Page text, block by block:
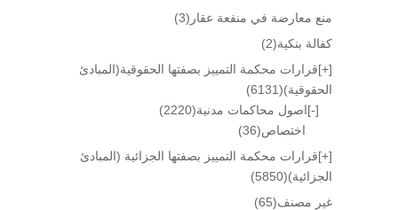
منع معارضة في منفعة عقار (3)
كفالة بنكية(2)
[+]قرارات محكمة التمييز بصفتها الحقوقية(المبادئ
الحقوقية)(6131)
[-]اصول محاكمات مدنية(2220)
اختصاص(36)
[+]قرارات محكمة التمييز بصفتها الجزائية (المبادئ
الجزائية)(5850)
غير مصنف(65)